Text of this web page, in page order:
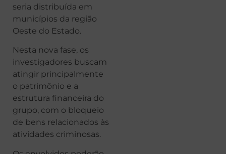
seria distribuída em
municípios da região
Oeste do Estado.
Nesta nova fase, os
investigadores buscam
atingir principalmente
o patrimônio e a
estrutura financeira do
grupo, com o bloqueio
de bens relacionados às
atividades criminosas.